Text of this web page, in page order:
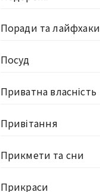
Поради та лайфхаки
Посуд
Приватна власність
Привітання
Прикмети та сни
Прикраси